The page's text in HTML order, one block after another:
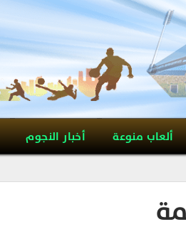
ألعاب منوعة أخبار النجوم